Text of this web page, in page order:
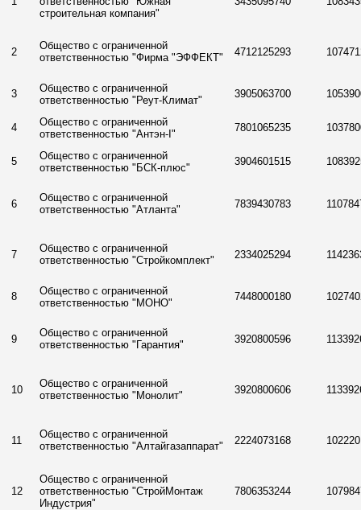
строительная компания"
2
Общество с ограниченной
ответственностью "Фирма "ЭФФЕКТ"
4712125293
3
Общество с ограниченной
ответственностью "Реут-Климат"
3905063700
4
Общество с ограниченной
ответственностью "Антэн-I"
7801065235
5
Общество с ограниченной
ответственностью "БСК-плюс"
3904601515
6
Общество с ограниченной
ответственностью "Атланта"
7839430783
7
Общество с ограниченной
ответственностью "Стройкомплект"
2334025294
8
Общество с ограниченной
ответственностью "МОНО"
7448000180
9
Общество с ограниченной
ответственностью "Гарантия"
3920800596
10
Общество с ограниченной
ответственностью "Монолит"
3920800606
11
Общество с ограниченной
ответственностью "Алтайгазаппарат"
2224073168
12
Общество с ограниченной
ответственностью "СтройМонтаж
Индустрия"
7806353244